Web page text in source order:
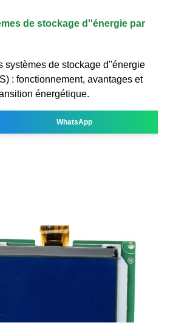
de stockage d''énergie par
systèmes de stockage d''énergie
: fonctionnement, avantages et
énergétique.
WhatsApp